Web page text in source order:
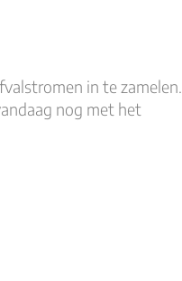
in te zamelen.
nog met het